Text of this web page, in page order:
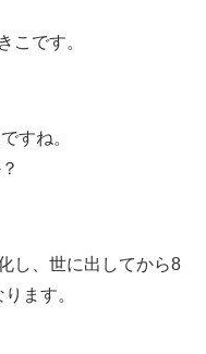
です。
すね。
し、世に出してから8
ます。